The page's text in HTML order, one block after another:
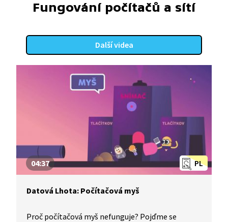
Fungování počítačů a sítí
Další videa
PL
04:37
Datová Lhota: Počítačová myš
Proč počítačová myš nefunguje? Pojďme se